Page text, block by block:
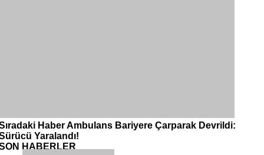
HaberAmbulans Bariyere Çarparak Devrildi:
Yaralandı!
HABERLER